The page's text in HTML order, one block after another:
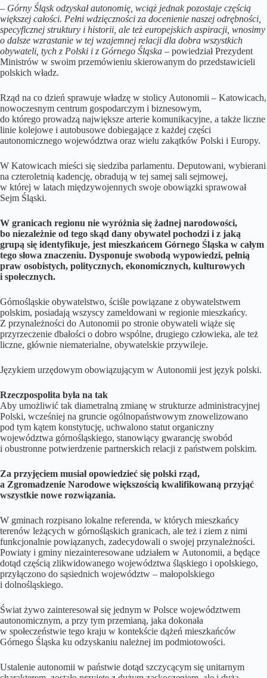
– Górny Śląsk odzyskał autonomię, wciąż jednak pozostaje częścią
większej całości. Pełni wdzięczności za docenienie naszej odrębności,
specyficznej struktury i historii, ale też europejskich aspiracji, wnosimy
o dalsze wzrastanie w tej wzajemnej relacji dla dobra wszystkich
obywateli, tych z Polski i z Górnego Śląska – powiedział Prezydent
Ministrów w swoim przemówieniu skierowanym do przedstawicieli
polskich władz.
Rząd na co dzień sprawuje władzę w stolicy Autonomii – Katowicach,
nowoczesnym centrum gospodarczym i biznesowym,
do którego prowadzą największe arterie komunikacyjne, a także liczne
linie kolejowe i autobusowe dobiegające z każdej części
autonomicznego województwa oraz wielu zakątków Polski i Europy.
W Katowicach mieści się siedziba parlamentu. Deputowani, wybierani
na czteroletnią kadencję, obradują w tej samej sali sejmowej,
w której w latach międzywojennych swoje obowiązki sprawował
Sejm Śląski.
W granicach regionu nie wyróżnia się żadnej narodowości,
bo niezależnie od tego skąd dany obywatel pochodzi i z jaką
grupą się identyfikuje, jest mieszkańcem Górnego Śląska w całym
tego słowa znaczeniu. Dysponuje swobodą wypowiedzi, pełnią
praw osobistych, politycznych, ekonomicznych, kulturowych
i społecznych.
Górnośląskie obywatelstwo, ściśle powiązane z obywatelstwem
polskim, posiadają wszyscy zameldowani w regionie mieszkańcy.
Z przynależności do Autonomii po stronie obywateli wiąże się
przyrzeczenie dbałości o dobro wspólne, drugiego człowieka, ale też
liczne, głównie niematerialne, obywatelskie przywileje.
Językiem urzędowym obowiązującym w Autonomii jest język polski.
Rzeczpospolita była na tak
Aby umożliwić tak diametralną zmianę w strukturze administracyjnej
Polski, wcześniej na gruncie ogólnopaństwowym znowelizowano
pod tym kątem konstytucję, uchwalono statut organiczny
województwa górnośląskiego, stanowiący gwarancję swobód
i obustronne potwierdzenie partnerskich relacji z państwem polskim.
Za przyjęciem musiał opowiedzieć się polski rząd,
a Zgromadzenie Narodowe większością kwalifikowaną przyjąć
wszystkie nowe rozwiązania.
W gminach rozpisano lokalne referenda, w których mieszkańcy
terenów leżących w górnośląskich granicach, ale też i ziem z nimi
funkcjonalnie powiązanych, zadecydowali o swojej przynależności.
Powiaty i gminy niezainteresowane udziałem w Autonomii, a będące
dotąd częścią zlikwidowanego województwa śląskiego i opolskiego,
przyłączono do sąsiednich województw – małopolskiego
i dolnośląskiego.
Świat żywo zainteresował się jednym w Polsce województwem
autonomicznym, a przy tym przemianą, jaka dokonała
w społeczeństwie tego kraju w kontekście dążeń mieszkańców
Górnego Śląska ku odzyskaniu należnej im podmiotowości.
Ustalenie autonomii w państwie dotąd szczycącym się unitarnym